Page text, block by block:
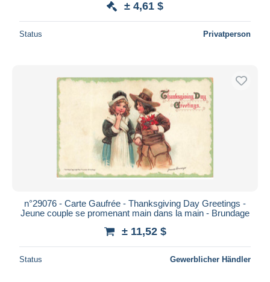
± 4,61 $
Status Privatperson
n°29076 - Carte Gaufrée - Thanksgiving Day Greetings -
Jeune couple se promenant main dans la main - Brundage
± 11,52 $
Status Gewerblicher Händler